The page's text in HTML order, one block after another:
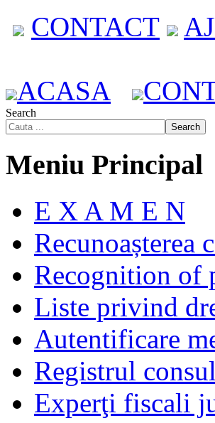
CONTACT
ACASA
Search
Search
Meniu Principal
E X A M E N
Recognition of
Liste privind
Autentificare
Registrul
Experţi fiscali